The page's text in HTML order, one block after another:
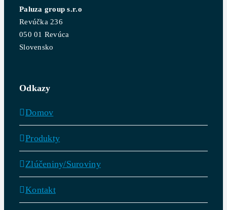
Paluza group s.r.o
Revúčka 236
050 01 Revúca
Slovensko
Odkazy
Domov
Produkty
Zlúčeniny/Suroviny
Kontakt